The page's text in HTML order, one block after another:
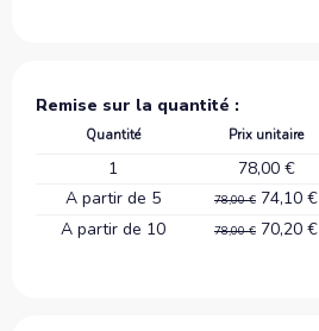
Remise sur la quantité :
Quantité Prix unitaire
1
78,00 €
A partir de 5
78,00 € 74,10 €
A partir de 10
78,00 € 70,20 €